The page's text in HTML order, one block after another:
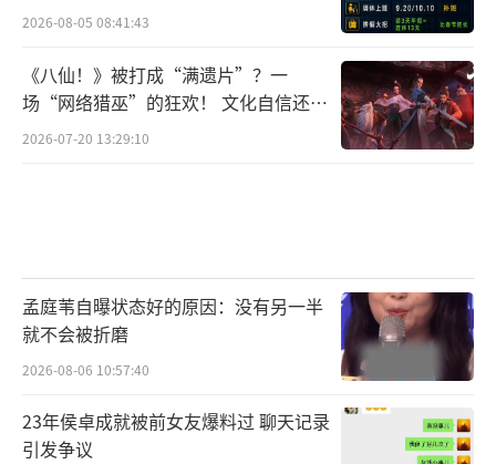
2026-08-05 08:41:43
《八仙！》被打成“满遗片”？一
场“网络猎巫”的狂欢！ 文化自信还是
焦虑？
2026-07-20 13:29:10
孟庭苇自曝状态好的原因：没有另一半
就不会被折磨
2026-08-06 10:57:40
23年侯卓成就被前女友爆料过 聊天记录
引发争议